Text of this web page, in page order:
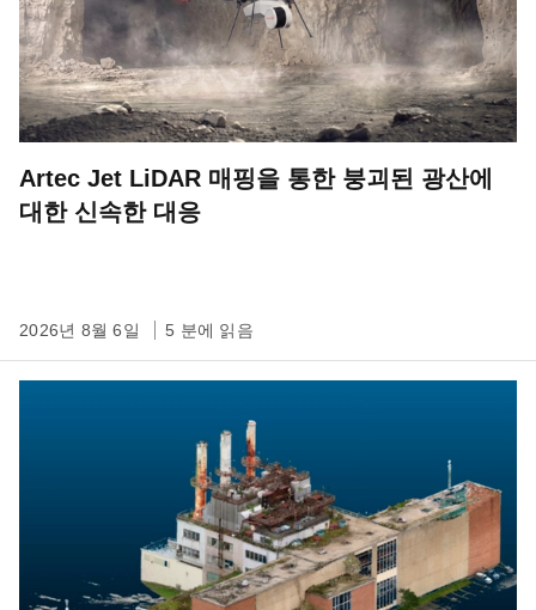
Artec Jet LiDAR 매핑을 통한 붕괴된 광산에
대한 신속한 대응
2026년 8월 6일 5 분에 읽음